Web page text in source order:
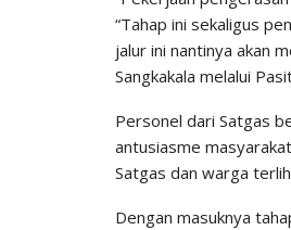
“Tahap ini sekaligus
jalur ini nantinya akan
Sangkakala melalui
Personel dari Satgas
antusiasme
Satgas dan warga
Dengan masuknya